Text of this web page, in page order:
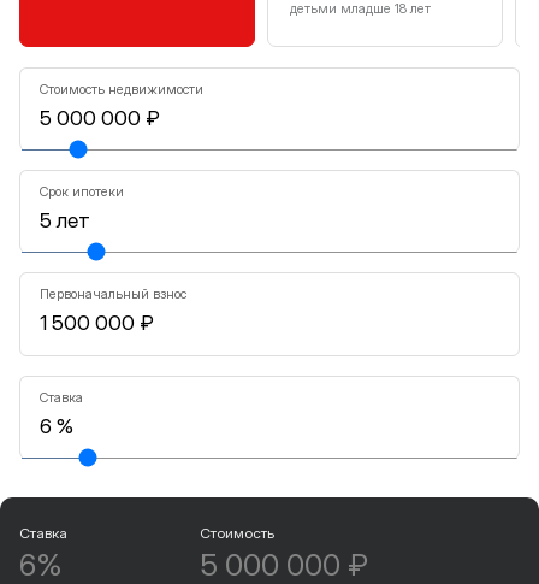
детьми младше 18 лет
Стоимость недвижимости
Срок ипотеки
Первоначальный взнос
Ставка
Ставка
6%
Стоимость
5 000 000 ₽